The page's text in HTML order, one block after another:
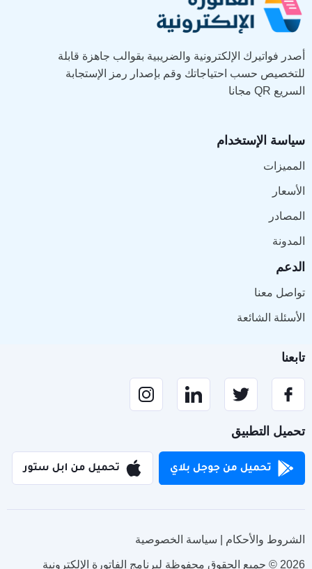
أصدر فواتيرك الإلكترونية والضريبية بقوالب جاهزة قابلة
للتخصيص حسب احتياجاتك وقم بإصدار رمز الإستجابة
السريع QR مجانا
سياسة الإستخدام
المميزات
الأسعار
المصادر
المدونة
الدعم
تواصل معنا
الأسئلة الشائعة
تابعنا
تحميل التطبيق
الشروط والأحكام | سياسة الخصوصية
2026 © جميع الحقوق محفوظة لبرنامج الفاتورة الإلكترونية